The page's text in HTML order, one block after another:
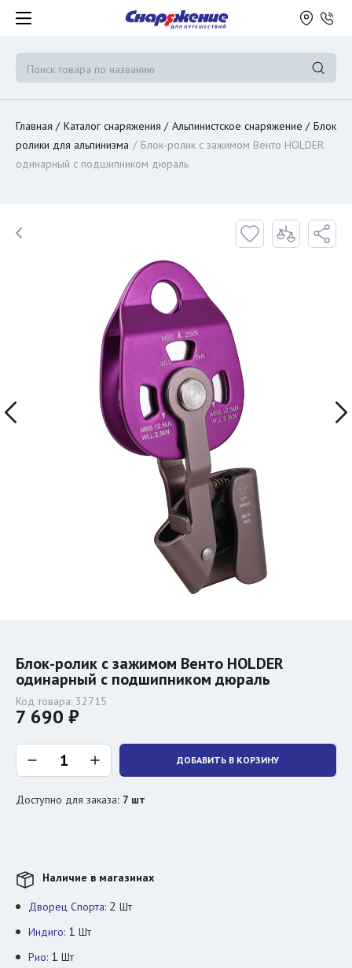
Главная Каталог снаряжения Альпинистское снаряжение
Блок
ролики для альпинизма
Блок-ролик c зажимом Венто HOLDER
одинарный с подшипником дюраль
Блок-ролик c зажимом Венто HOLDER
одинарный с подшипником дюраль
Код товара: 32715
7 690 ₽
ДОБАВИТЬ В КОРЗИНУ
Доступно для заказа: 7 шт
Наличие в магазинах
Дворец Спорта: 2 Шт
Индиго: 1 Шт
Рио: 1 Шт